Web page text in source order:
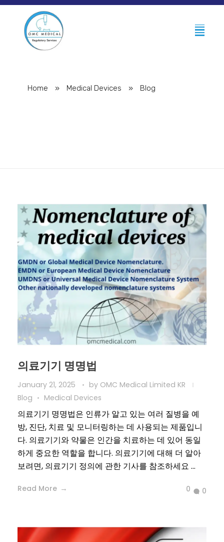
Home » Medical Devices » Blog
의료기기 명명법
January 21, 2025 by OMC Medical Limited KR
Blog
Medical Devices
의료기기 명명법은 인류가 알고 있는 여러 질병을 예
방, 진단, 치료 및 모니터링하는 데 사용되는 제품입니
다. 의료기기와 약물은 인간을 치료하는 데 있어 동일
하게 중요한 역할을 합니다. 의료기기에 대해 더 알아
보려면, 의료기기 정의에 관한 기사를 참조하세요 ...
Read More 0 0